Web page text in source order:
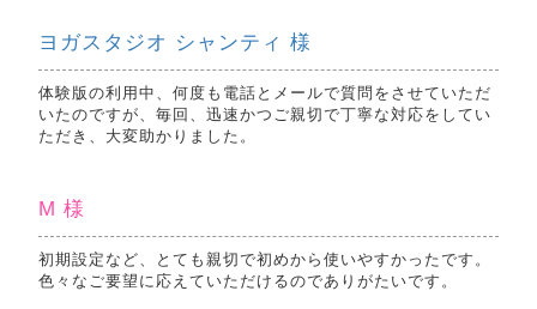
ヨガスタジオ シャンティ 様
体験版の利用中、何度も電話とメールで質問をさせていただ
いたのですが、毎回、迅速かつご親切で丁寧な対応をしてい
ただき、大変助かりました。
M 様
初期設定など、とても親切で初めから使いやすかったです。
色々なご要望に応えていただけるのでありがたいです。